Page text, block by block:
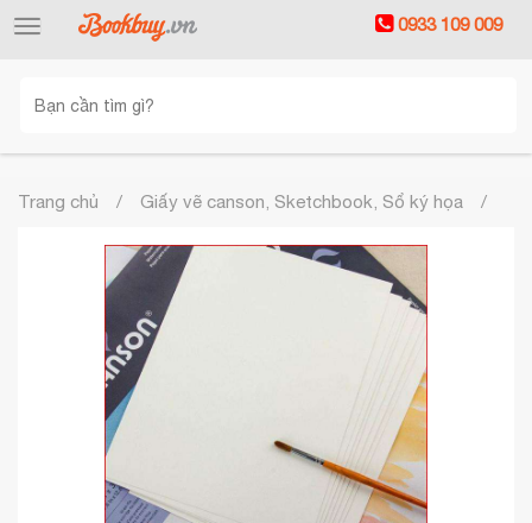
Toggle
0933 109 009
Trang chủ Giấy vẽ canson, Sketchbook, Sổ ký họa